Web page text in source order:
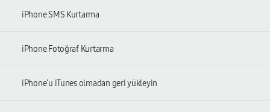
iPhone SMS Kurtarma
iPhone Fotoğraf Kurtarma
iPhone'u iTunes olmadan geri yükleyin